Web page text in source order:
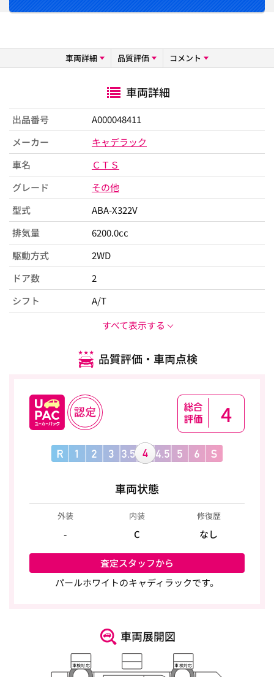
車両詳細 品質評価 コメント
車両詳細
出品番号
A000048411
メーカー
キャデラック
車名
ＣＴＳ
グレード
その他
型式
ABA-X322V
排気量
6200.0cc
駆動方式
2WD
ドア数
2
シフト
A/T
すべて表示する
品質評価・車両点検
4
車両状態
外装
-
内装
C
修復歴
なし
査定スタッフから
パールホワイトのキャディラックです。
車両展開図
車検対応 車検対応